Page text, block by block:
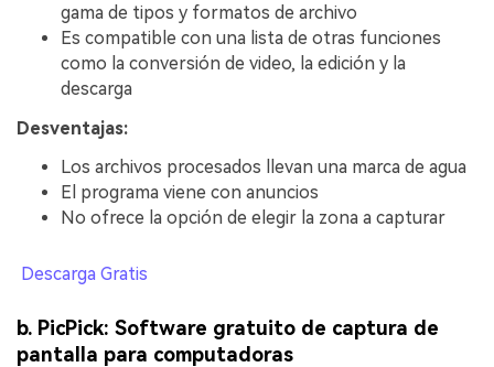
gama de tipos y formatos de archivo
Es compatible con una lista de otras funciones
como la conversión de video, la edición y la
descarga
Desventajas:
Los archivos procesados llevan una marca de agua
El programa viene con anuncios
No ofrece la opción de elegir la zona a capturar
Descarga Gratis
b. PicPick: Software gratuito de captura de
pantalla para computadoras